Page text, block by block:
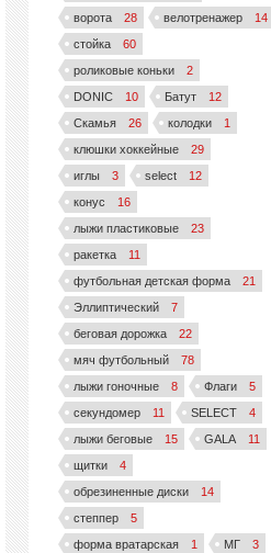
ворота
28 велотренажер
14
стойка
60
роликовые коньки
2
DONIC
10 Батут
12
Скамья
26 колодки
1
клюшки хоккейные
29
иглы
3 select
12
конус
16
лыжи пластиковые
23
ракетка
11
футбольная детская форма
21
Эллиптический
7
беговая дорожка
22
мяч футбольный
78
лыжи гоночные
8 Флаги
5
секундомер
11 SELECT
4
лыжи беговые
15 GALA
11
щитки
4
обрезиненные диски
14
степпер
5
форма вратарская
1 МГ
3